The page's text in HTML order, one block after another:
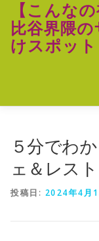
キ
【こんな
比谷界隈
けスポット
５分でわ
ェ＆レス
投稿日: 2024年4月